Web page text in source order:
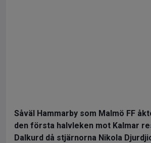
Såväl Hammarby som Malmö FF
den första halvleken mot Kalmar
Dalkurd då stjärnorna Nikola